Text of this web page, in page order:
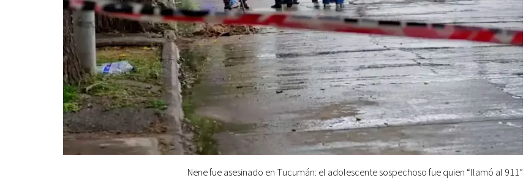
Nene fue asesinado en Tucumán: el adolescente sospechoso fue quien “llamó al 911”